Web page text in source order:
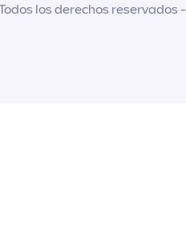
los derechos reservados -